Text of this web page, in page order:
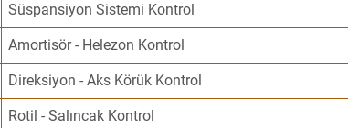
Süspansiyon Sistemi Kontrol
Amortisör - Helezon Kontrol
Direksiyon - Aks Körük Kontrol
Rotil - Salıncak Kontrol